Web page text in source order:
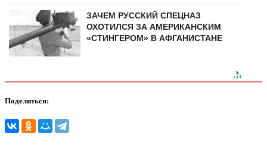
ЗАЧЕМ РУССКИЙ СПЕЦНАЗ
ОХОТИЛСЯ ЗА АМЕРИКАНСКИМ
«СТИНГЕРОМ» В АФГАНИСТАНЕ
Поделиться: